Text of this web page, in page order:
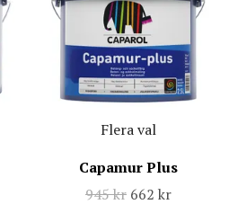
Flera val
Capamur Plus
945 kr 662 kr